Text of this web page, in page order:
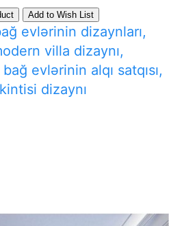
Add to Wish List
evlərinin dizaynları,
villa dizaynı,
evlərinin alqı satqısı,
dizaynı